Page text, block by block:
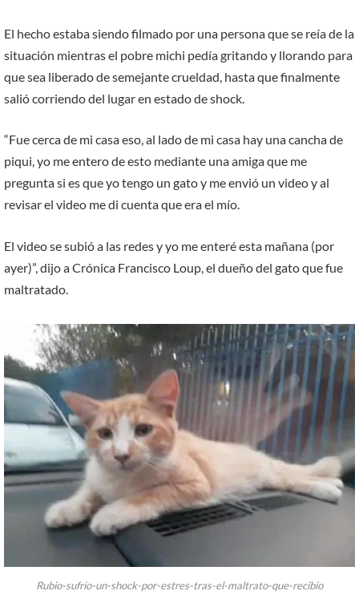
El hecho estaba siendo filmado por una persona que se reía de la
situación mientras el pobre michi pedía gritando y llorando para
que sea liberado de semejante crueldad, hasta que finalmente
salió corriendo del lugar en estado de shock.
“Fue cerca de mi casa eso, al lado de mi casa hay una cancha de
piqui, yo me entero de esto mediante una amiga que me
pregunta si es que yo tengo un gato y me envió un video y al
revisar el video me di cuenta que era el mío.
El video se subió a las redes y yo me enteré esta mañana (por
ayer)”, dijo a Crónica Francisco Loup, el dueño del gato que fue
maltratado.
Rubio-sufrio-un-shock-por-estres-tras-el-maltrato-que-recibio